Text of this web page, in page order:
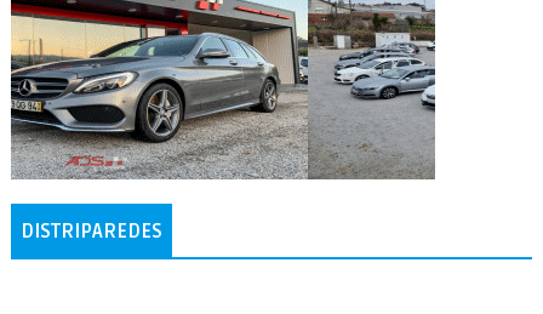
DISTRIPAREDES